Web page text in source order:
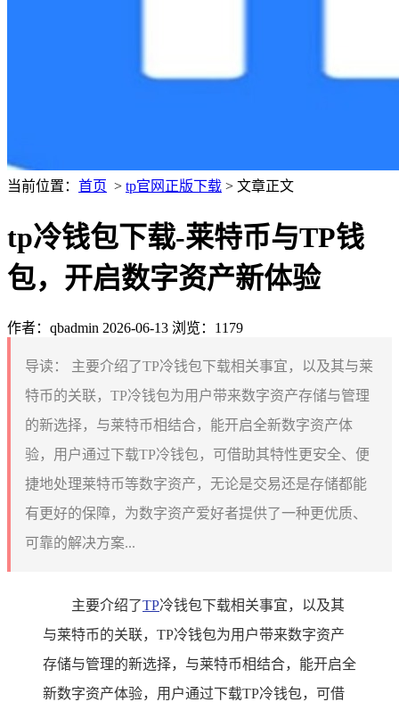
当前位置： 首页 > tp官网正版下载 > 文章正文
tp冷钱包下载-莱特币与TP钱
包，开启数字资产新体验
作者：qbadmin 2026-06-13 浏览：1179
导读：
主要介绍了TP冷钱包下载相关事宜，以及其与莱
特币的关联，TP冷钱包为用户带来数字资产存储与管理
的新选择，与莱特币相结合，能开启全新数字资产体
验，用户通过下载TP冷钱包，可借助其特性更安全、便
捷地处理莱特币等数字资产，无论是交易还是存储都能
有更好的保障，为数字资产爱好者提供了一种更优质、
可靠的解决方案...
主要介绍了TP冷钱包下载相关事宜，以及其
与莱特币的关联，TP冷钱包为用户带来数字资产
存储与管理的新选择，与莱特币相结合，能开启全
新数字资产体验，用户通过下载TP冷钱包，可借